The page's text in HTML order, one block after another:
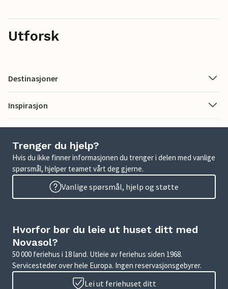
Utforsk
Destinasjoner
Inspirasjon
Trenger du hjelp?
Hvis du ikke finner informasjonen du trenger i delen med vanlige
spørsmål, hjelper teamet vårt deg gjerne.
Vanlige spørsmål, hjelp og støtte
Hvorfor bør du leie ut huset ditt med
Novasol?
50 000 feriehus i 18 land. Utleie av feriehus siden 1968.
Servicesteder over hele Europa. Ingen reservasjonsgebyrer.
Lei ut feriehuset ditt